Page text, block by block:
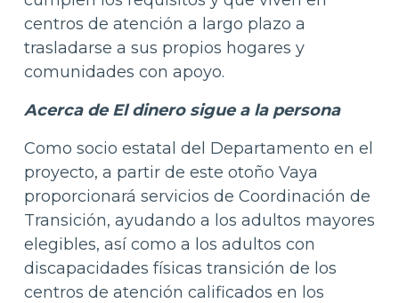
centros de atención a largo plazo a
trasladarse a sus propios hogares y
comunidades con apoyo.
Acerca deEl dinero sigue a la persona
Como socio estatal del Departamento en el
proyecto, a partir de este otoño Vaya
proporcionará servicios de Coordinación de
Transición, ayudando a los adultos mayores
elegibles, así como a los adultos con
discapacidades físicas transición de los
centros de atención calificados en los